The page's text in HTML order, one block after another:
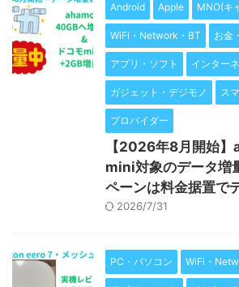
Android Apple MNO(キ
WiFi・Network・BT お金
アプリ・ソフト インター
ガジェット・デジモノ ス
プロバイダー
【2026年8月開始
mini対象のデータ増
ペーンは料金据置で
2026/7/31
PC・パソコン WiFi・